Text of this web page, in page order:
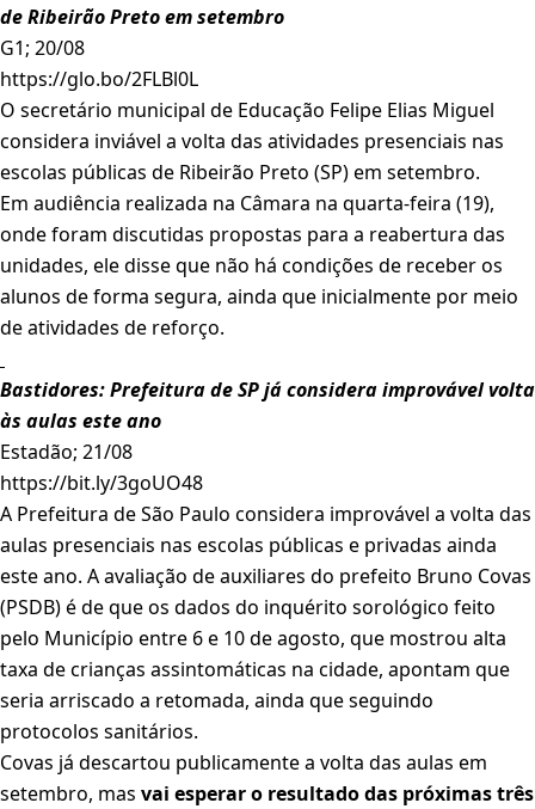
de Ribeirão Preto em setembro
G1; 20/08
https://glo.bo/2FLBl0L
O secretário municipal de Educação Felipe Elias Miguel
considera inviável a volta das atividades presenciais nas
escolas públicas de Ribeirão Preto (SP) em setembro.
Em audiência realizada na Câmara na quarta-feira (19),
onde foram discutidas propostas para a reabertura das
unidades, ele disse que não há condições de receber os
alunos de forma segura, ainda que inicialmente por meio
de atividades de reforço.
Bastidores: Prefeitura de SP já considera improvável volta
às aulas este ano
Estadão; 21/08
https://bit.ly/3goUO48
A Prefeitura de São Paulo considera improvável a volta das
aulas presenciais nas escolas públicas e privadas ainda
este ano. A avaliação de auxiliares do prefeito Bruno Covas
(PSDB) é de que os dados do inquérito sorológico feito
pelo Município entre 6 e 10 de agosto, que mostrou alta
taxa de crianças assintomáticas na cidade, apontam que
seria arriscado a retomada, ainda que seguindo
protocolos sanitários.
Covas já descartou publicamente a volta das aulas em
setembro, mas vai esperar o resultado das próximas três